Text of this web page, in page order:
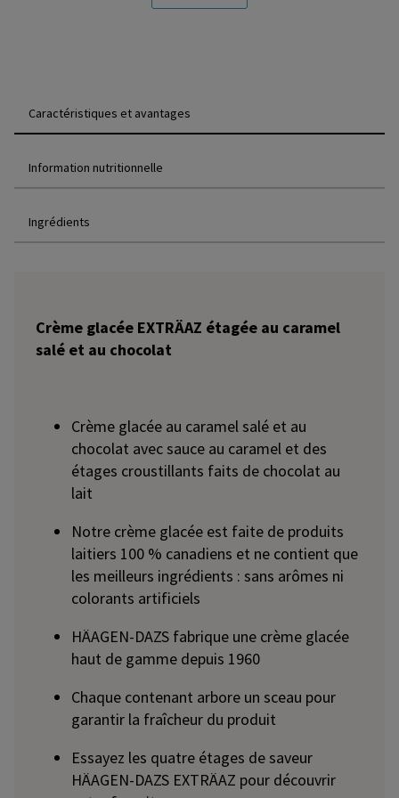
Caractéristiques et avantages
Information nutritionnelle
Ingrédients
Crème glacée EXTRÄAZ étagée au caramel
salé et au chocolat
Crème glacée au caramel salé et au
chocolat avec sauce au caramel et des
étages croustillants faits de chocolat au
lait
Notre crème glacée est faite de produits
laitiers 100 % canadiens et ne contient que
les meilleurs ingrédients : sans arômes ni
colorants artificiels
HÄAGEN-DAZS fabrique une crème glacée
haut de gamme depuis 1960
Chaque contenant arbore un sceau pour
garantir la fraîcheur du produit
Essayez les quatre étages de saveur
HÄAGEN-DAZS EXTRÄAZ pour découvrir